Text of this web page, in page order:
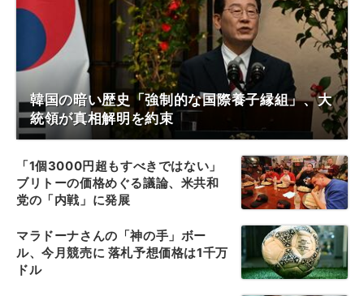
韓国の暗い歴史「強制的な国際養子縁組」、大
統領が真相解明を約束
「1個3000円超もすべきではない」
ブリトーの価格めぐる議論、米共和
党の「内戦」に発展
マラドーナさんの「神の手」ボー
ル、今月競売に 落札予想価格は1千万
ドル